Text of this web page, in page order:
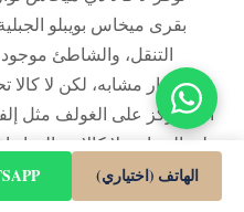
بقرى ميخاس بويبلو
التنقل، والشاطئ
الأسعار مشابه، لكن لا
التي تركز على الغولف مثل
على السيارة. لا كالا هو
الشاطئية دون صخب المدينة
هي مشاريع أصغر وأحدث،
الهاتف (اختياري)